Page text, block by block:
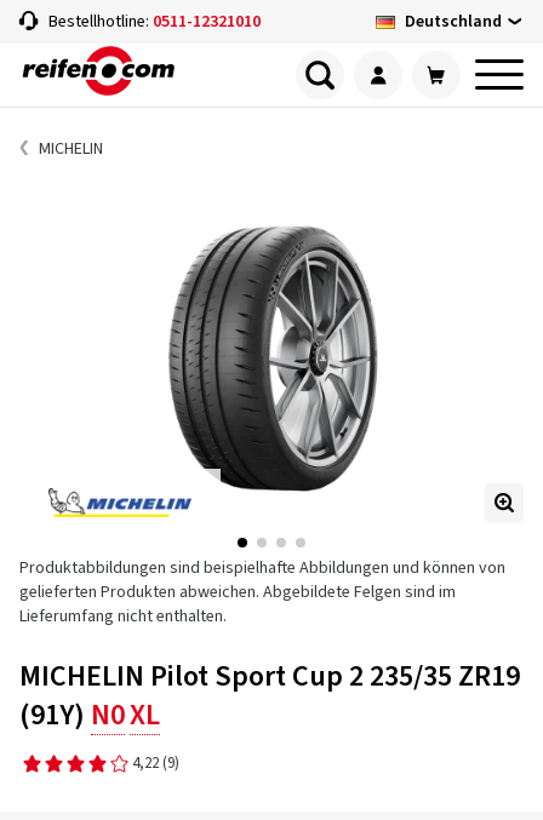
Bestellhotline: 0511-12321010 Deutschland
MICHELIN
Produktabbildungen sind beispielhafte Abbildungen und können von
gelieferten Produkten abweichen. Abgebildete Felgen sind im
Lieferumfang nicht enthalten.
MICHELIN Pilot Sport Cup 2 235/35 ZR19
(91Y) N0XL
4,22 (9)